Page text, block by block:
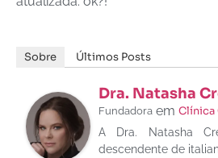
Sobre Últimos Posts
Dra. Natasha
Fundadora em Clínica
A Dra. Natasha
descendente de